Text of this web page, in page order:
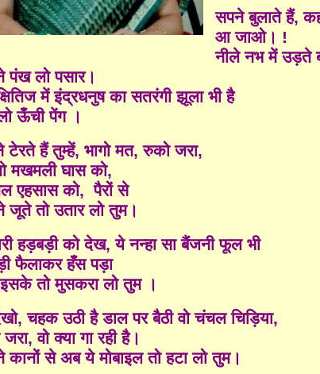
सपने बुलाते हैं,
आ जाओ। !
नीले नभ में उड़ते
पंख लो पसार।
में इंद्रधनुष का सतरंगी झूला भी है
ऊँची पेंग ।
टेरते हैं तुम्हें, भागो मत, रुको जरा,
मखमली घास को,
एहसास को, पैरों से
जूते तो उतार लो तुम।
हड़बड़ी को देख, ये नन्हा सा बैंजनी फूल भी
फैलाकर हँस पड़ा
तो मुसकरा लो तुम ।
चहक उठी है डाल पर बैठी वो चंचल चिड़िया,
वो क्या गा रही है।
कानों से अब ये मोबाइल तो हटा लो तुम।